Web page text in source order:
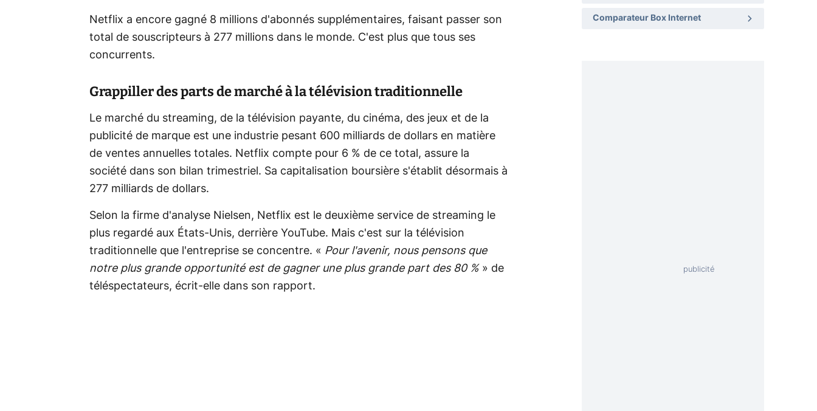
Netflix a encore gagné 8 millions d'abonnés supplémentaires, faisant passer son
total de souscripteurs à 277 millions dans le monde. C'est plus que tous ses
concurrents.
Grappiller des parts de marché à la télévision traditionnelle
Le marché du streaming, de la télévision payante, du cinéma, des jeux et de la
publicité de marque est une industrie pesant 600 milliards de dollars en matière
de ventes annuelles totales. Netflix compte pour 6 % de ce total, assure la
société dans son bilan trimestriel. Sa capitalisation boursière s'établit désormais à
277 milliards de dollars.
Selon la firme d'analyse Nielsen, Netflix est le deuxième service de streaming le
plus regardé aux États-Unis, derrière YouTube. Mais c'est sur la télévision
traditionnelle que l'entreprise se concentre. « Pour l'avenir, nous pensons que
notre plus grande opportunité est de gagner une plus grande part des 80 % » de
téléspectateurs, écrit-elle dans son rapport.
Comparateur Box Internet